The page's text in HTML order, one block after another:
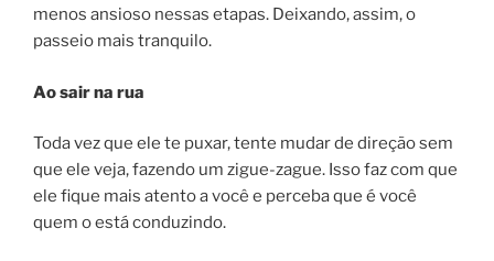
menos ansioso nessas etapas. Deixando, assim, o
passeio mais tranquilo.
Ao sair na rua
Toda vez que ele te puxar, tente mudar de direção sem
que ele veja, fazendo um zigue-zague. Isso faz com que
ele fique mais atento a você e perceba que é você
quem o está conduzindo.